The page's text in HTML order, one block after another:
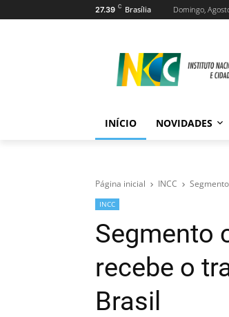
27.39 C Brasília Domingo,
INÍCIO NOVIDADES
Página inicial INCC
INCC
Segmento
recebe o
Brasil